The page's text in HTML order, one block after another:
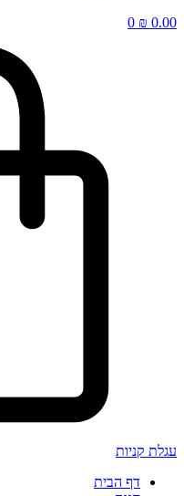
₪0.00
0
עגלת קניות
דף הבית